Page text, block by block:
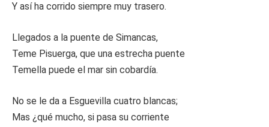
Y así ha corrido siempre muy trasero.
Llegados a la puente de Simancas,
Teme Pisuerga, que una estrecha puente
Temella puede el mar sin cobardía.
No se le da a Esguevilla cuatro blancas;
Mas ¿qué mucho, si pasa su corriente